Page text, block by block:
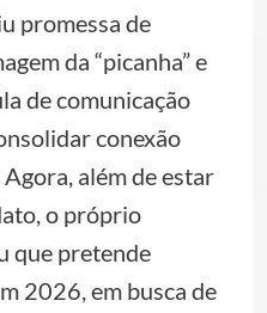
promessa de
da “picanha” e
de comunicação
conexão
além de estar
o próprio
que pretende
2026, em busca de